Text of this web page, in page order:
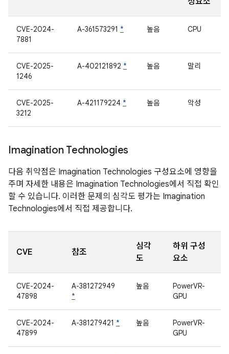
CVE-2024-
7881
A-361573291 * 높음 CPU
CVE-2025-
1246
A-402121892 * 높음 말리
CVE-2025-
3212
A-421179224 * 높음 악성
Imagination Technologies
다음 취약점은 Imagination Technologies 구성요소에 영향을
주며 자세한 내용은 Imagination Technologies에서 직접 확인
할 수 있습니다. 이러한 문제의 심각도 평가는 Imagination
Technologies에서 직접 제공합니다.
CVE 참조
심각
도
하위 구성
요소
CVE-2024-
47898
A-381272949
*
높음
PowerVR-
GPU
CVE-2024-
47899
A-381279421 * 높음
PowerVR-
GPU